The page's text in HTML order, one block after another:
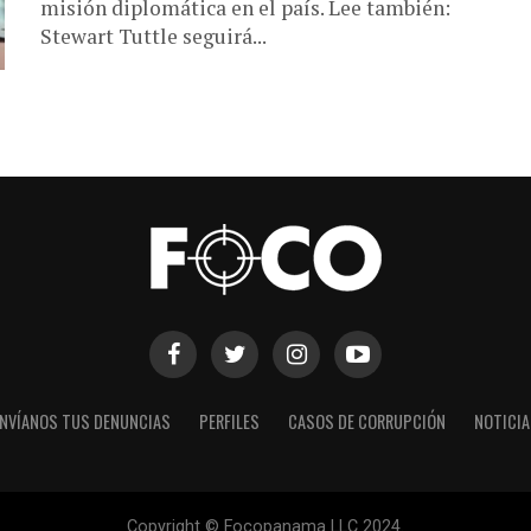
misión diplomática en el país. Lee también:
Stewart Tuttle seguirá...
TUS DENUNCIAS PERFILES CASOS DE CORRUPCIÓN
Copyright © Focopanama LLC 2024.